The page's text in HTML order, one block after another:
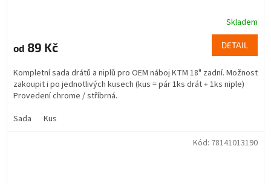
Skladem
od 89 Kč DETAIL
Kompletní sada drátů a niplů pro OEM náboj KTM 18" zadní. Možnost
zakoupit i po jednotlivých kusech (kus = pár 1ks drát + 1ks niple)
Provedení chrome / stříbrná.
Sada
Kus
Kód: 78141013190